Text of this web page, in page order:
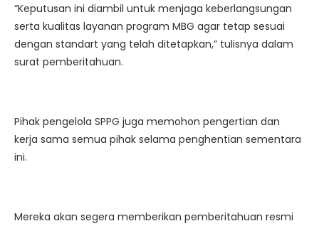
“Keputusan ini diambil untuk menjaga keberlangsungan
serta kualitas layanan program MBG agar tetap sesuai
dengan standart yang telah ditetapkan,” tulisnya dalam
surat pemberitahuan.
Pihak pengelola SPPG juga memohon pengertian dan
kerja sama semua pihak selama penghentian sementara
ini.
Mereka akan segera memberikan pemberitahuan resmi